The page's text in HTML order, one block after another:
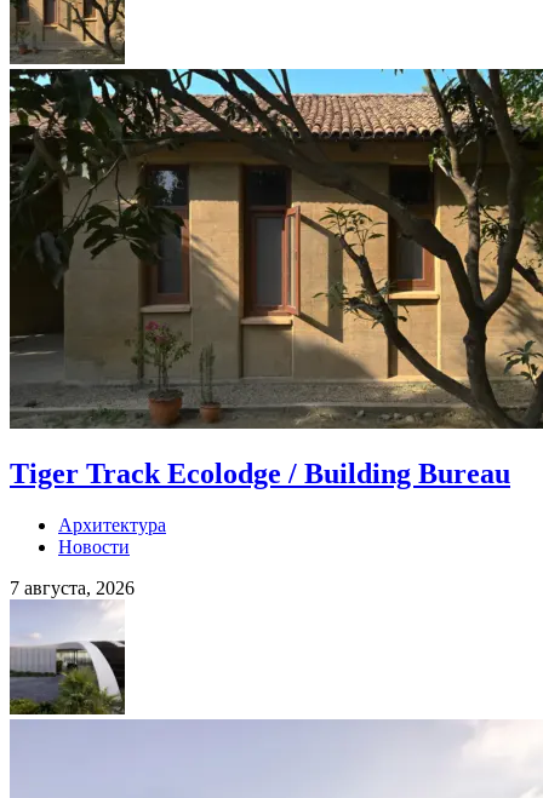
Tiger Track Ecolodge / Building Bureau
Архитектура
Новости
7 августа, 2026